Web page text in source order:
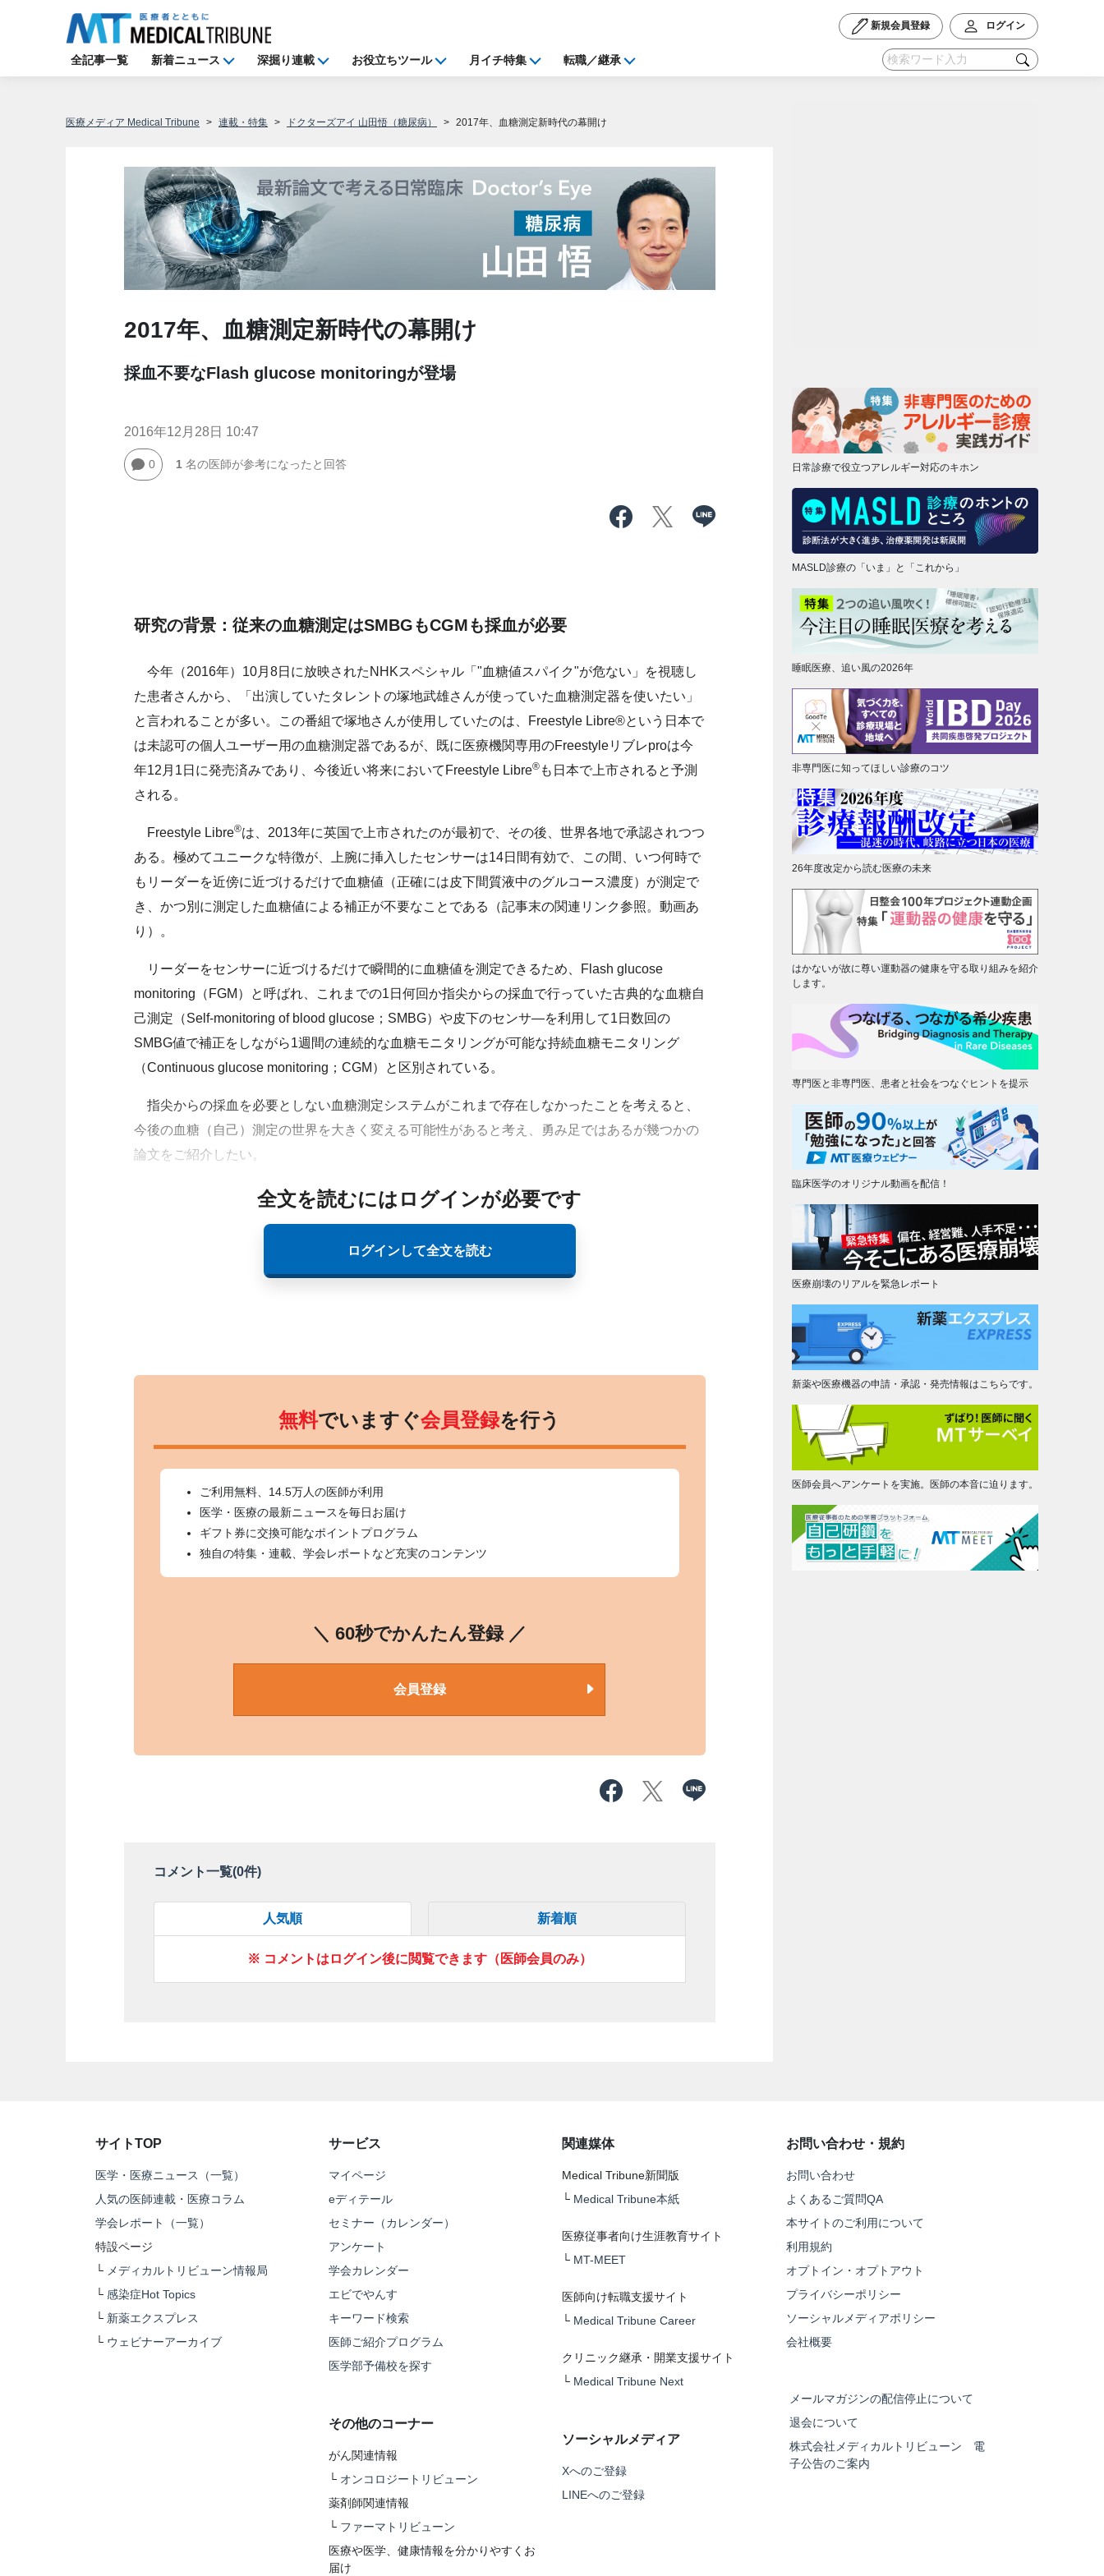
新規会員登録 ログイン
全記事一覧 新着ニュース 深掘り連載 お役立ちツール 月イチ特集 転職／継承
医療メディア Medical Tribune 連載・特集 ドクターズアイ 山田悟（糖尿病） 2017年、血糖測定新時代の幕開け
2017年、血糖測定新時代の幕開け
採血不要なFlash glucose monitoringが登場
2016年12月28日 10:47
0 1 名の医師が参考になったと回答
研究の背景：従来の血糖測定はSMBGもCGMも採血が必要
今年（2016年）10月8日に放映されたNHKスペシャル「"血糖値スパイク"が危ない」を視聴し
た患者さんから、「出演していたタレントの塚地武雄さんが使っていた血糖測定器を使いたい」
と言われることが多い。この番組で塚地さんが使用していたのは、Freestyle Libre®という日本で
は未認可の個人ユーザー用の血糖測定器であるが、既に医療機関専用のFreestyleリブレproは今
年12月1日に発売済みであり、今後近い将来においてFreestyle Libre®も日本で上市されると予測
される。
Freestyle Libre®は、2013年に英国で上市されたのが最初で、その後、世界各地で承認されつつ
ある。極めてユニークな特徴が、上腕に挿入したセンサーは14日間有効で、この間、いつ何時で
もリーダーを近傍に近づけるだけで血糖値（正確には皮下間質液中のグルコース濃度）が測定で
き、かつ別に測定した血糖値による補正が不要なことである（記事末の関連リンク参照。動画あ
り）。
リーダーをセンサーに近づけるだけで瞬間的に血糖値を測定できるため、Flash glucose
monitoring（FGM）と呼ばれ、これまでの1日何回か指尖からの採血で行っていた古典的な血糖自
己測定（Self-monitoring of blood glucose；SMBG）や皮下のセンサ―を利用して1日数回の
SMBG値で補正をしながら1週間の連続的な血糖モニタリングが可能な持続血糖モニタリング
（Continuous glucose monitoring；CGM）と区別されている。
指尖からの採血を必要としない血糖測定システムがこれまで存在しなかったことを考えると、
今後の血糖（自己）測定の世界を大きく変える可能性があると考え、勇み足ではあるが幾つかの
論文をご紹介したい。
全文を読むにはログインが必要です
ログインして全文を読む
無料でいますぐ会員登録を行う
ご利用無料、14.5万人の医師が利用
医学・医療の最新ニュースを毎日お届け
ギフト券に交換可能なポイントプログラム
独自の特集・連載、学会レポートなど充実のコンテンツ
＼ 60秒でかんたん登録 ／
会員登録
コメント一覧(0件)
人気順 新着順
※ コメントはログイン後に閲覧できます（医師会員のみ）
日常診療で役立つアレルギー対応のキホン
MASLD診療の「いま」と「これから」
睡眠医療、追い風の2026年
非専門医に知ってほしい診療のコツ
26年度改定から読む医療の未来
はかないが故に尊い運動器の健康を守る取り組みを紹介
します。
専門医と非専門医、患者と社会をつなぐヒントを提示
臨床医学のオリジナル動画を配信！
医療崩壊のリアルを緊急レポート
新薬や医療機器の申請・承認・発売情報はこちらです。
医師会員へアンケートを実施。医師の本音に迫ります。
サイトTOP
医学・医療ニュース（一覧）
人気の医師連載・医療コラム
学会レポート（一覧）
特設ページ
└ メディカルトリビューン情報局
└ 感染症Hot Topics
└ 新薬エクスプレス
└ ウェビナーアーカイブ
サービス
マイページ
eディテール
セミナー（カレンダー）
アンケート
学会カレンダー
エビでやんす
キーワード検索
医師ご紹介プログラム
医学部予備校を探す
その他のコーナー
がん関連情報
└ オンコロジートリビューン
薬剤師関連情報
└ ファーマトリビューン
医療や医学、健康情報を分かりやすくお
届け
関連媒体
Medical Tribune新聞版
└ Medical Tribune本紙
医療従事者向け生涯教育サイト
└ MT-MEET
医師向け転職支援サイト
└ Medical Tribune Career
クリニック継承・開業支援サイト
└ Medical Tribune Next
ソーシャルメディア
Xへのご登録
LINEへのご登録
お問い合わせ・規約
お問い合わせ
よくあるご質問QA
本サイトのご利用について
利用規約
オプトイン・オプトアウト
プライバシーポリシー
ソーシャルメディアポリシー
会社概要
メールマガジンの配信停止について
退会について
株式会社メディカルトリビューン 電
子公告のご案内